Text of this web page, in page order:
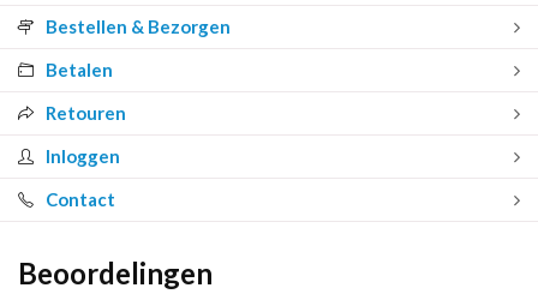
Bestellen & Bezorgen
Betalen
Retouren
Inloggen
Contact
Beoordelingen